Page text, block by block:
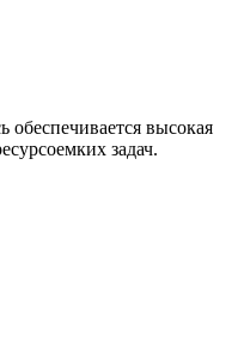
обеспечивается высокая
задач.